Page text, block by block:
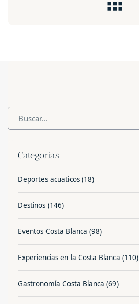
Categorías
Deportes acuaticos (18)
Destinos (146)
Eventos Costa Blanca (98)
Experiencias en la Costa Blanca (110)
Gastronomía Costa Blanca (69)